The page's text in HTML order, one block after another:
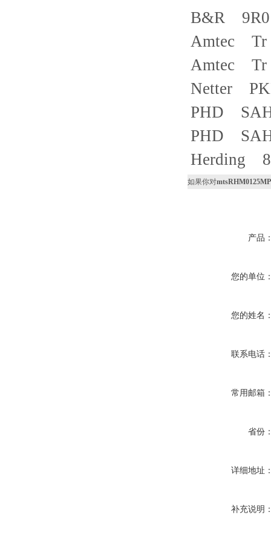
B&R
Amtec Tr
Amtec Tr
Netter
PHD
PHD
Herding
如果你对
产品
您的单位
您的姓名
联系电话
常用邮箱
省份
详细地址
补充说明